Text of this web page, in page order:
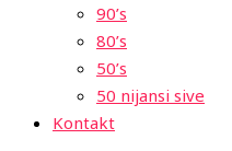
90’s
80’s
50’s
50 nijansi sive
Kontakt